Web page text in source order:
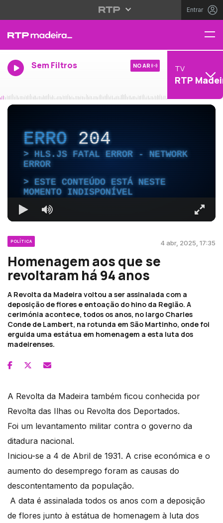
Entrar
Sem Filtros NO AR TV
RTP
ERRO204
HLS.JS FATAL ERROR - NETWORK
ERROR
ESTE CONTEÚDO ESTÁ NESTE
MOMENTO INDISPONÍVEL
POLÍTICA 4 abr, 2025, 17:35
Homenagem aos que se
revoltaram há 94 anos
A Revolta da Madeira voltou a ser assinalada com a
deposição de flores e entoação do hino da Região. A
cerimónia acontece, todos os anos, no largo Charles
Conde de Lambert, na rotunda em São Martinho, onde foi
erguida uma estátua em homenagem a esta luta dos
madeirenses.
A Revolta da Madeira também ficou conhecida por
Revolta das Ilhas ou Revolta dos Deportados.
Foi um levantamento militar contra o governo da
ditadura nacional.
Iniciou-se a 4 de Abril de 1931. A crise económica e o
aumento do desemprego foram as causas do
descontentamento da população.
A data é assinalada todos os anos com a deposição
de flores junto à estátua de homenagem à luta dos